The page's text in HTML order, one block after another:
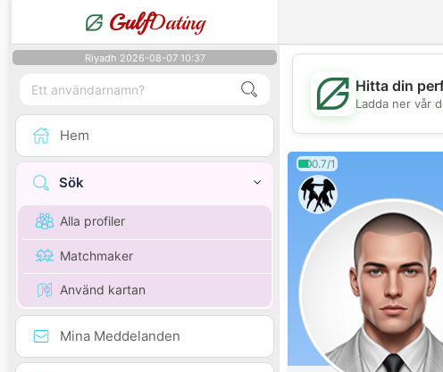
GulfDating
Riyadh 2026-08-07 10:37
Hem
Sök
Alla profiler
Matchmaker
Använd kartan
Mina Meddelanden
💖
Hitta din
Ladda ner vår
0.7/1